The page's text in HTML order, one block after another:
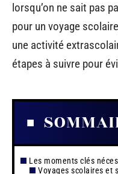
lorsqu’on ne sait pas
pour un voyage
une activité
étapes à suivre pour
Les moments clés
Voyages scolaires et